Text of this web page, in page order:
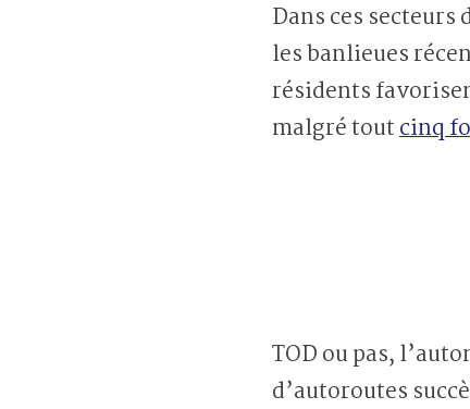
Dans ces
les banlieues
résidents
malgré toutcinq
TOD ou pas,
d’autoroutes